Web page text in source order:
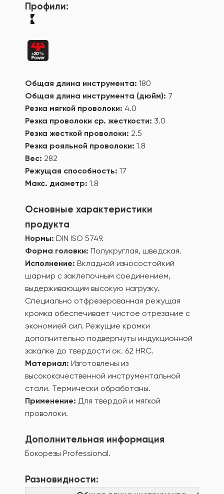
Профили:
Общая длина инструмента: 180
Общая длина инструмента (дюйм): 7
Резка мягкой проволоки: 4.0
Резка проволоки ср. жесткости: 3.0
Резка жесткой проволоки: 2.5
Резка рояльной проволоки: 1.8
Вес: 282
Режущая способность: 17
Макс. диаметр: 1.8
Основные характеристики
продукта
Нормы: DIN ISO 5749.
Форма головки: Полукруглая, шведская.
Исполнение: Вкладной износостойкий
шарнир с заклепочным соединением,
выдерживающим высокую нагрузку.
Специально отфрезерованная режущая
кромка обеспечивает чистое отрезание с
экономией сил. Режущие кромки
дополнительно подвергнуты индукционной
закалке до твердости ок. 62 HRC.
Материал: Изготовлены из
высококачественной инструментальной
стали. Термически обработаны.
Применение: Для твердой и мягкой
проволоки.
Дополнительная информация
Бокорезы Professional.
Разновидности: